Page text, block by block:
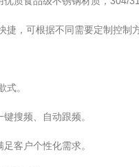
，可根据不同需要定制控制方
。
搜频、自动跟频。
客户个性化需求。